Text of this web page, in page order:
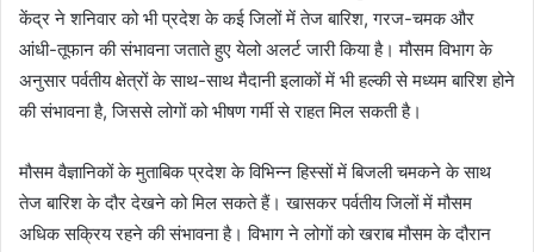
केंद्र ने शनिवार को भी प्रदेश के कई जिलों में तेज बारिश, गरज-चमक और
आंधी-तूफान की संभावना जताते हुए येलो अलर्ट जारी किया है। मौसम विभाग के
अनुसार पर्वतीय क्षेत्रों के साथ-साथ मैदानी इलाकों में भी हल्की से मध्यम बारिश होने
की संभावना है, जिससे लोगों को भीषण गर्मी से राहत मिल सकती है।
मौसम वैज्ञानिकों के मुताबिक प्रदेश के विभिन्न हिस्सों में बिजली चमकने के साथ
तेज बारिश के दौर देखने को मिल सकते हैं। खासकर पर्वतीय जिलों में मौसम
अधिक सक्रिय रहने की संभावना है। विभाग ने लोगों को खराब मौसम के दौरान